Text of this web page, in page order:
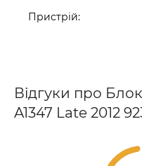
Пристрій:
Відгуки про
A1347 Late 2012